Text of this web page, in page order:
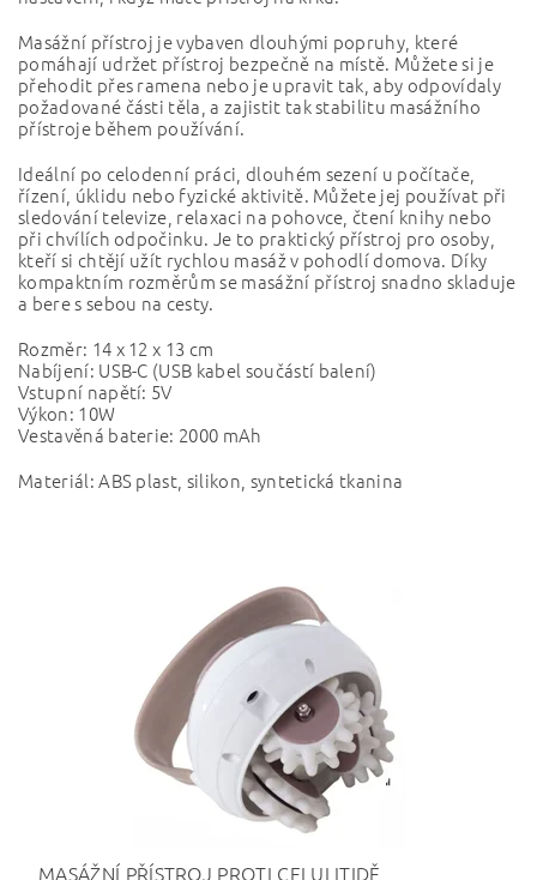
Masážní přístroj je vybaven dlouhými popruhy, které
pomáhají udržet přístroj bezpečně na místě. Můžete si je
přehodit přes ramena nebo je upravit tak, aby odpovídaly
požadované části těla, a zajistit tak stabilitu masážního
přístroje během používání.
Ideální po celodenní práci, dlouhém sezení u počítače,
řízení, úklidu nebo fyzické aktivitě. Můžete jej používat při
sledování televize, relaxaci na pohovce, čtení knihy nebo
při chvílích odpočinku. Je to praktický přístroj pro osoby,
kteří si chtějí užít rychlou masáž v pohodlí domova. Díky
kompaktním rozměrům se masážní přístroj snadno skladuje
a bere s sebou na cesty.
Rozměr: 14 x 12 x 13 cm
Nabíjení: USB-C (USB kabel součástí balení)
Vstupní napětí: 5V
Výkon: 10W
Vestavěná baterie: 2000 mAh
Materiál: ABS plast, silikon, syntetická tkanina
MASÁŽNÍ PŘÍSTROJ PROTI CELULITIDĚ